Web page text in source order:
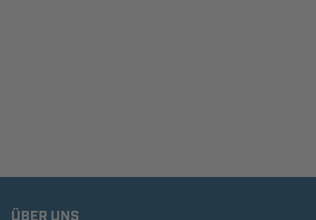
ÜBER UNS